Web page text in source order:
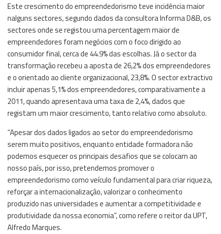
Este crescimento do empreendedorismo teve incidência maior
nalguns sectores, segundo dados da consultora Informa D&B, os
sectores onde se registou uma percentagem maior de
empreendedores foram negócios com o foco dirigido ao
consumidor final, cerca de 44.9% das escolhas. Já o sector da
transformação recebeu a aposta de 26,2% dos empreendedores
e o orientado ao cliente organizacional, 23,8%. O sector extractivo
incluir apenas 5,1% dos empreendedores, comparativamente a
2011, quando apresentava uma taxa de 2,4%, dados que
registam um maior crescimento, tanto relativo como absoluto.
“Apesar dos dados ligados ao setor do empreendedorismo
serem muito positivos, enquanto entidade formadora não
podemos esquecer os principais desafios que se colocam ao
nosso país, por isso, pretendemos promover o
empreendedorismo como veículo fundamental para criar riqueza,
reforçar a internacionalização, valorizar o conhecimento
produzido nas universidades e aumentar a competitividade e
produtividade da nossa economia”, como refere o reitor da UPT,
Alfredo Marques.